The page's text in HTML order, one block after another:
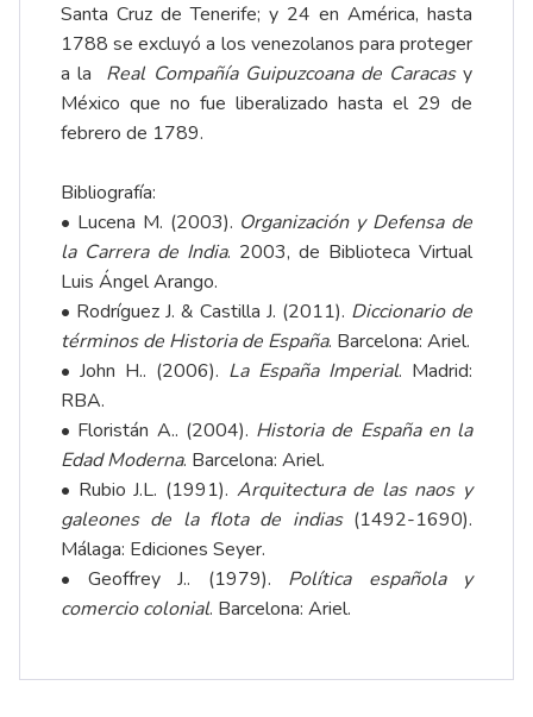
Santa Cruz de Tenerife; y 24 en América, hasta
1788 se excluyó a los venezolanos para proteger
a la Real Compañía Guipuzcoana de Caracas y
México que no fue liberalizado hasta el 29 de
febrero de 1789.
Bibliografía:
• Lucena M. (2003). Organización y Defensa de
la Carrera de India. 2003, de Biblioteca Virtual
Luis Ángel Arango.
• Rodríguez J. & Castilla J. (2011). Diccionario de
términos de Historia de España. Barcelona: Ariel.
• John H.. (2006). La España Imperial. Madrid:
RBA.
• Floristán A.. (2004). Historia de España en la
Edad Moderna. Barcelona: Ariel.
• Rubio J.L. (1991). Arquitectura de las naos y
galeones de la flota de indias(1492-1690).
Málaga: Ediciones Seyer.
• Geoffrey J.. (1979). Política española y
comercio colonial. Barcelona: Ariel.